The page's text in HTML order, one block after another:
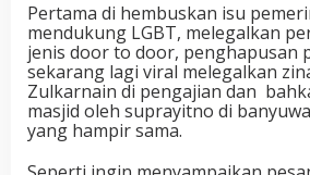
Pertama di hembuskan isu
mendukung LGBT, melegalkan
jenis door to door, penghapusan
sekarang lagi viral melegalkan
Zulkarnain di pengajian dan
masjid oleh suprayitno di
yang hampir sama.